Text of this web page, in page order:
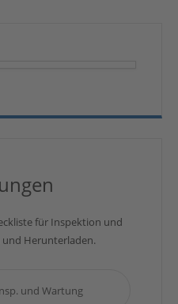
für Inspektion und
Herunterladen.
und Wartung